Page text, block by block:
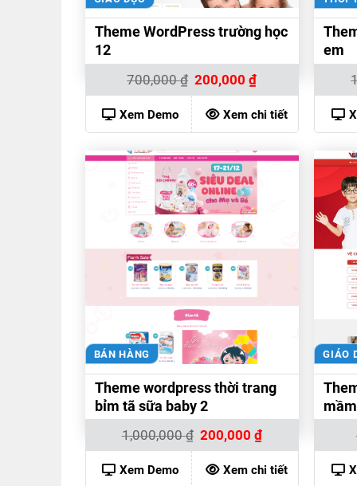
Theme WordPress trường học
12
700,000₫ Giá
gốc
là:
700,000 ₫.
200,000₫Giá
tại
là:
200,000 ₫.
Xem Demo Xem chi tiết
em
BÁN HÀNG
Theme wordpress thời trang
bỉm tã sữa baby 2
1,000,000₫ Giá
gốc
là:
1,000,000 ₫.
200,000 ₫Giá
hiện
tại
là:
200,000 ₫.
Xem Demo Xem chi tiết
GIÁO